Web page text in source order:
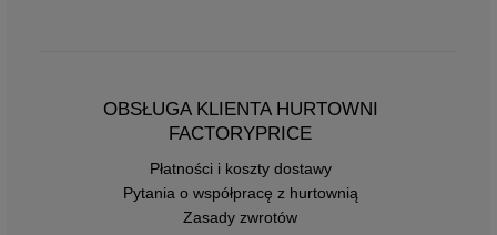
OBSŁUGA KLIENTA HURTOWNI
FACTORYPRICE
Płatności i koszty dostawy
Pytania o współpracę z hurtownią
Zasady zwrotów